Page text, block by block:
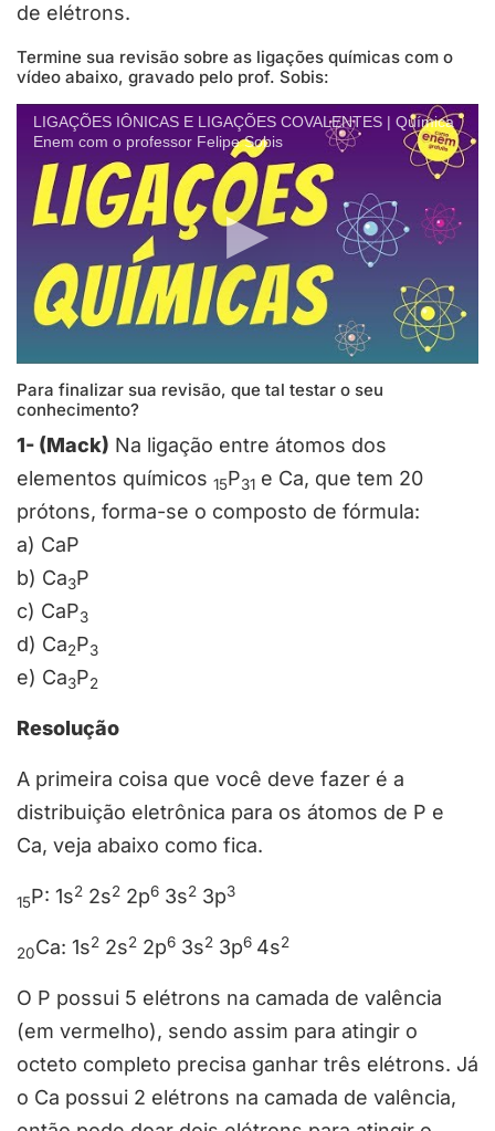
de elétrons.
Termine sua revisão sobre as ligações químicas com o
vídeo abaixo, gravado pelo prof. Sobis:
LIGAÇÕES IÔNICAS E LIGAÇÕES COVALENTES | Química
Enem com o professor Felipe Sobis
Para finalizar sua revisão, que tal testar o seu
conhecimento?
1- (Mack) Na ligação entre átomos dos
elementos químicos 15P31 e Ca, que tem 20
prótons, forma-se o composto de fórmula:
a) CaP
b) Ca3P
c) CaP3
d) Ca2P3
e) Ca3P2
Resolução
A primeira coisa que você deve fazer é a
distribuição eletrônica para os átomos de P e
Ca, veja abaixo como fica.
15P: 1s2 2s2 2p6 3s2 3p3
20Ca: 1s2 2s2 2p6 3s2 3p6 4s2
O P possui 5 elétrons na camada de valência
(em vermelho), sendo assim para atingir o
octeto completo precisa ganhar três elétrons. Já
o Ca possui 2 elétrons na camada de valência,